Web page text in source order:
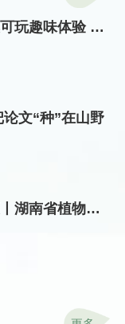
打造可看可摸可玩趣味体验 湖南林草科技周在省植物园启动
论文“种”在山野
“五一”来湘聚丨湖南省植物园邀你探秘“真假”玫瑰，畅游浪漫花海